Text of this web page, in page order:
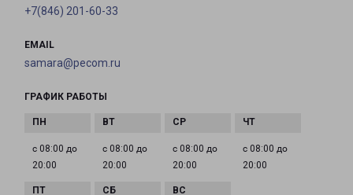
+7(846) 201-60-33
EMAIL
samara@pecom.ru
ГРАФИК РАБОТЫ
с 08:00 до
20:00
с 08:00 до
20:00
с 08:00 до
20:00
с 08:00 до
20:00